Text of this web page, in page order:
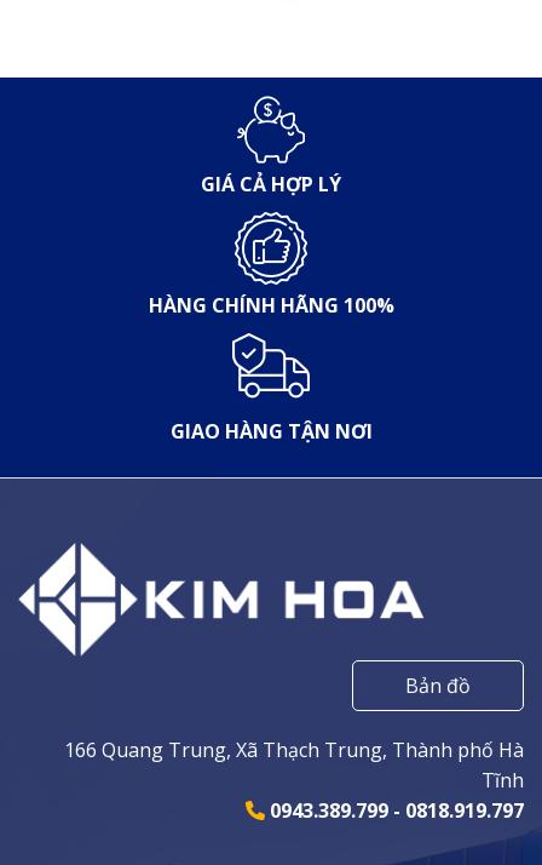
GIÁ CẢ HỢP LÝ
HÀNG CHÍNH HÃNG 100%
GIAO HÀNG TẬN NƠI
Bản đồ
166 Quang Trung, Xã Thạch Trung, Thành phố Hà
Tĩnh
0943.389.799 - 0818.919.797